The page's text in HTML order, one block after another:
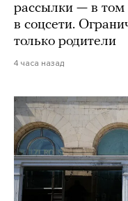
рассылки — в том
в соцсети.
только родители
4 часа назад